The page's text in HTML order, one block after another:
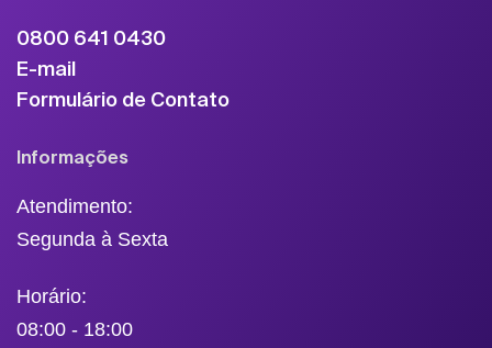
0800 641 0430
E-mail
Formulário de Contato
Informações
Atendimento:
Segunda à Sexta
Horário:
08:00 - 18:00